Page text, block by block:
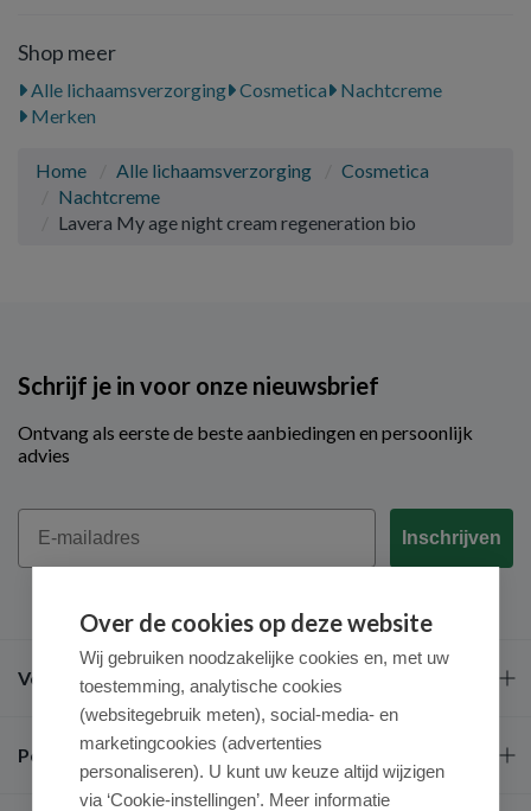
Shop meer
Alle lichaamsverzorging Cosmetica
Nachtcreme
Merken
Home Alle lichaamsverzorging
Cosmetica
Nachtcreme
Lavera My age night cream regeneration bio
Schrijf je in voor onze nieuwsbrief
Ontvang als eerste de beste aanbiedingen en persoonlijk
advies
Email
Inschrijven
Veel gestelde vragen
Populaire merken
Over de cookies op deze website
Wij gebruiken noodzakelijke cookies en, met uw
toestemming, analytische cookies
(websitegebruik meten), social-media- en
marketingcookies (advertenties
personaliseren). U kunt uw keuze altijd wijzigen
via ‘Cookie-instellingen’. Meer informatie